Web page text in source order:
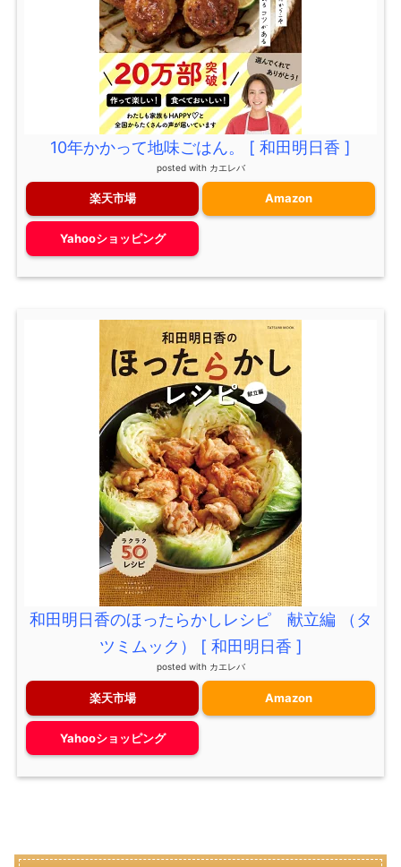
10年かかって地味ごはん。 [ 和田明日香 ]
posted with カエレバ
楽天市場 Amazon
Yahooショッピング
和田明日香のほったらかしレシピ 献立編 （タ
ツミムック） [ 和田明日香 ]
posted with カエレバ
楽天市場 Amazon
Yahooショッピング